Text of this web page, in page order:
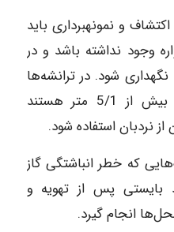
ماده‌ 32: در حفر ترانشه برای اکتشاف و نمونه‎برداری باید
وجود نداشته باشد و در
شود. در ترانشه‌ها
و چاهک‌هایی که به عمق بیش از 5/1 متر هستند
از نردبان استفاده شود.
که خطر انباشتگی گاز
بایستی پس از تهویه و
انجام گیرد.